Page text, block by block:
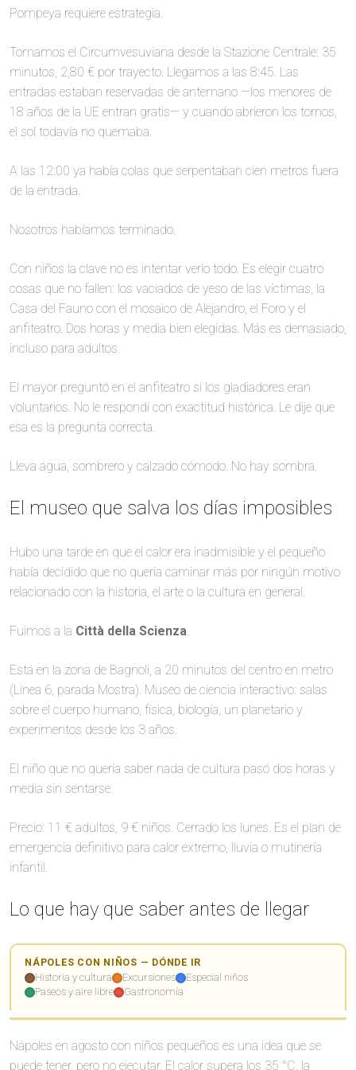
Pompeya requiere estrategia.
Tomamos el Circumvesuviana desde la Stazione Centrale: 35
minutos, 2,80 € por trayecto. Llegamos a las 8:45. Las
entradas estaban reservadas de antemano —los menores de
18 años de la UE entran gratis— y cuando abrieron los tornos,
el sol todavía no quemaba.
A las 12:00 ya había colas que serpentaban cien metros fuera
de la entrada.
Nosotros habíamos terminado.
Con niños la clave no es intentar verlo todo. Es elegir cuatro
cosas que no fallen: los vaciados de yeso de las víctimas, la
Casa del Fauno con el mosaico de Alejandro, el Foro y el
anfiteatro. Dos horas y media bien elegidas. Más es demasiado,
incluso para adultos.
El mayor preguntó en el anfiteatro si los gladiadores eran
voluntarios. No le respondí con exactitud histórica. Le dije que
esa es la pregunta correcta.
Lleva agua, sombrero y calzado cómodo. No hay sombra.
El museo que salva los días imposibles
Hubo una tarde en que el calor era inadmisible y el pequeño
había decidido que no quería caminar más por ningún motivo
relacionado con la historia, el arte o la cultura en general.
Fuimos a la Città della Scienza
Está en la zona de Bagnoli, a 20 minutos del centro en metro
(Línea 6, parada Mostra). Museo de ciencia interactivo: salas
sobre el cuerpo humano, física, biología, un planetario y
experimentos desde los 3 años.
El niño que no quería saber nada de cultura pasó dos horas y
media sin sentarse.
Precio: 11 € adultos, 9 € niños. Cerrado los lunes. Es el plan de
emergencia definitivo para calor extremo, lluvia o mutinería
infantil.
Lo que hay que saber antes de llegar
NÁPOLES CON NIÑOS — DÓNDE IR
Historia y cultura
Excursiones
Especial niños
Paseos y aire libre
Gastronomía
+
−
🏛️
🏛️
🏛️
🏛️
🏛️
🏛️
👶
🌿
🌿
🌿
🌿
🍕
🍕
+
−
Nápoles en agosto con niños pequeños es una idea que se
puede tener, pero no ejecutar. El calor supera los 35 °C, la